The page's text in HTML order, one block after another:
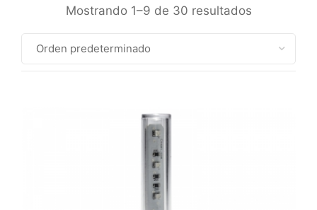
Mostrando 1–9 de 30 resultados